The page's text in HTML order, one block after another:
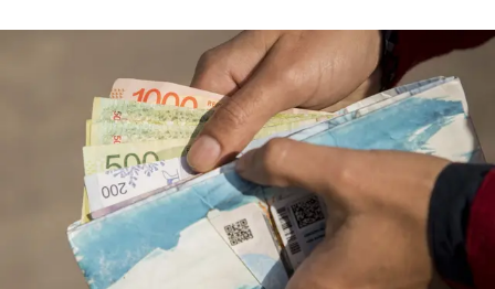
Consulta de pago a proveedores
Convocatorias
Intranet